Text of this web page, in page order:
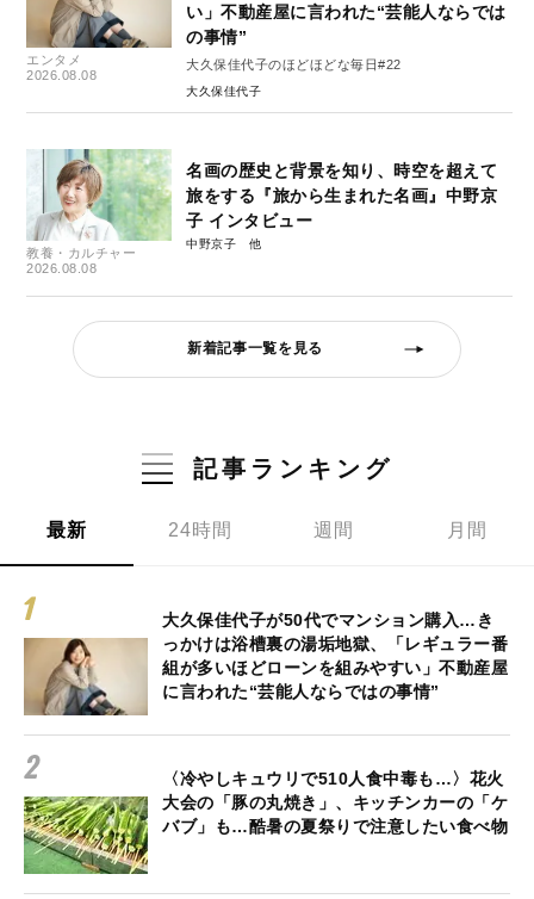
エンタメ
2026.08.08
い」不動産屋に言われた“芸能人ならでは
の事情”
大久保佳代子のほどほどな毎日#22
大久保佳代子
教養・カルチャー
2026.08.08
名画の歴史と背景を知り、時空を超えて
旅をする『旅から生まれた名画』中野京
子 インタビュー
中野京子
新着記事一覧を見る
記事ランキング
最新 24時間 週間 月間
大久保佳代子が50代でマンション購入…き
っかけは浴槽裏の湯垢地獄、「レギュラー番
組が多いほどローンを組みやすい」不動産屋
に言われた“芸能人ならではの事情”
〈冷やしキュウリで510人食中毒も…〉花火
大会の「豚の丸焼き」、キッチンカーの「ケ
バブ」も…酷暑の夏祭りで注意したい食べ物